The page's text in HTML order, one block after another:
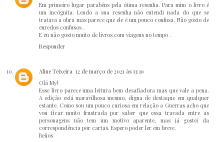
Em primeiro lugar parabéns pela ótima resenha. Para mim o livro é
um incógnita. Lendo a sua resenha não entendi nada do que se
tratava a obra mas parece que ele é um pouco confusa. Não gosto de
enredos confusos .
E eu não gosto muito de livros com viagens no tempo .
Responder
Aline Teixeira 12 de março de 2021 às 13:30
Olá My!
Esse livro parece uma leitura bem desafiadora mas que vale a pena.
A edição está maravilhosa mesmo, digna de destaque em qualquer
estante. Como sou um pouco curiosa em relação a Guerras acho que
vou ficar muito frustrada por saber que essa travada entre as
personagens não tem um motivo aparente, mas já gostei da
correspondência por cartas. Espero poder ler em breve.
Beijos